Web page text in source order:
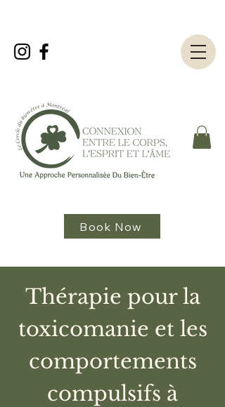
Book Now
Thérapie pour la
toxicomanie et les
comportements
compulsifs à